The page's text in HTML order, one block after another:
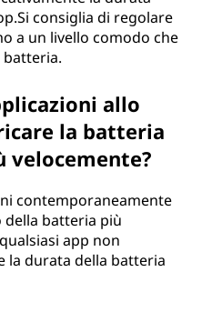
consiglia di regolare
a un livello comodo che
allo
la batteria
velocemente?
contemporaneamente
batteria più
app non
la durata della batteria